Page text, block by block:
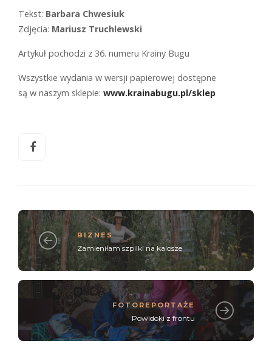
Tekst: Barbara Chwesiuk
Zdjęcia: Mariusz Truchlewski
Artykuł pochodzi z 36. numeru Krainy Bugu
Wszystkie wydania w wersji papierowej dostępne
są w naszym sklepie: www.krainabugu.pl/sklep
BIZNES
Zamieniłam szpilki na kalosze
FOTOREPORTAŻE
Powidoki z frontu